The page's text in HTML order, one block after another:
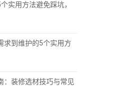
实用方法避免踩坑，
求到维护的5个实用方
：装修选材技巧与常见